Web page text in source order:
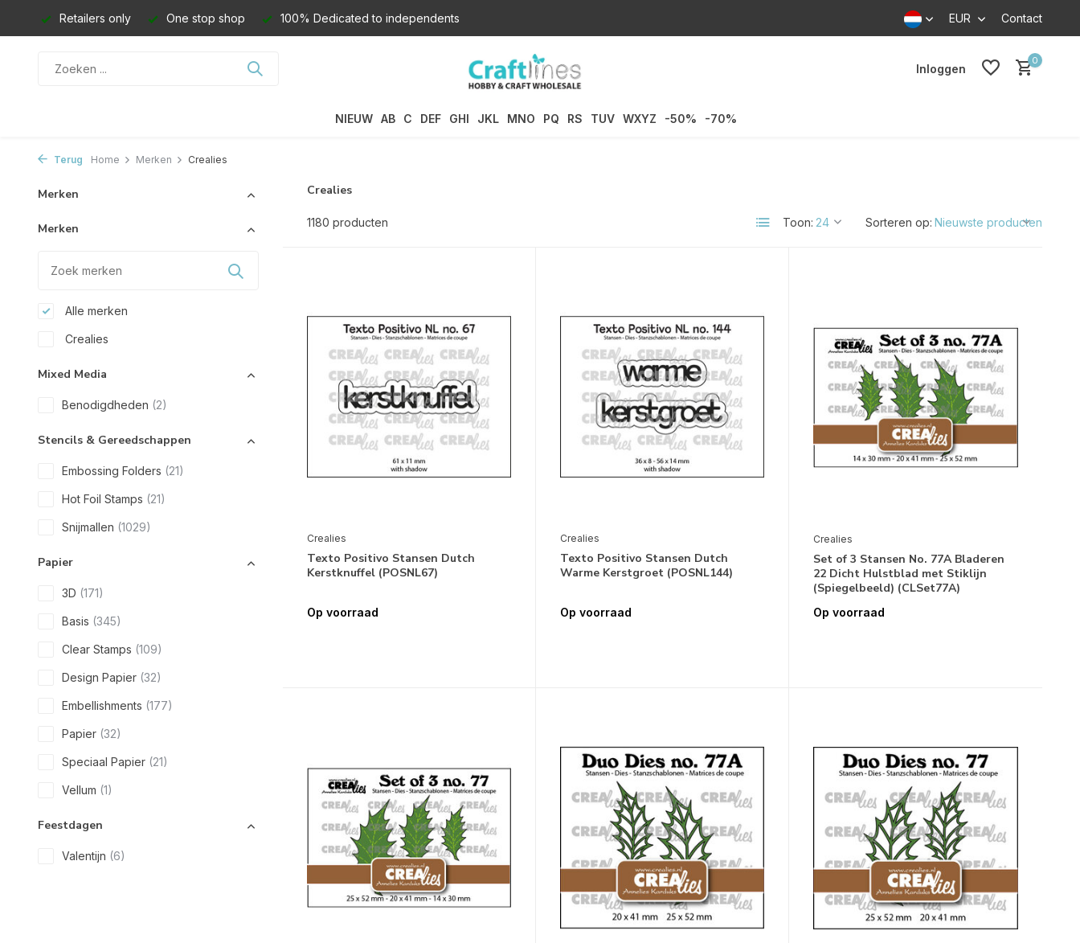
Retailers only One stop shop 100% Dedicated to independents EUR Contact
Inloggen
0
NIEUW AB C DEF GHI JKL MNO PQ RS TUV WXYZ -50% -70%
Terug Home Merken Crealies
Merken
Merken
Alle merken
Crealies
Mixed Media
Benodigdheden (2)
Stencils & Gereedschappen
Embossing Folders (21)
Hot Foil Stamps (21)
Snijmallen (1029)
Papier
3D (171)
Basis (345)
Clear Stamps (109)
Design Papier (32)
Embellishments (177)
Papier (32)
Speciaal Papier (21)
Vellum (1)
Feestdagen
Valentijn (6)
Crealies
1180 producten Toon: Sorteren op:
Crealies
Texto Positivo Stansen Dutch
Kerstknuffel (POSNL67)
Op voorraad
Crealies
Texto Positivo Stansen Dutch
Warme Kerstgroet (POSNL144)
Op voorraad
Crealies
Set of 3 Stansen No. 77A Bladeren
22 Dicht Hulstblad met Stiklijn
(Spiegelbeeld) (CLSet77A)
Op voorraad